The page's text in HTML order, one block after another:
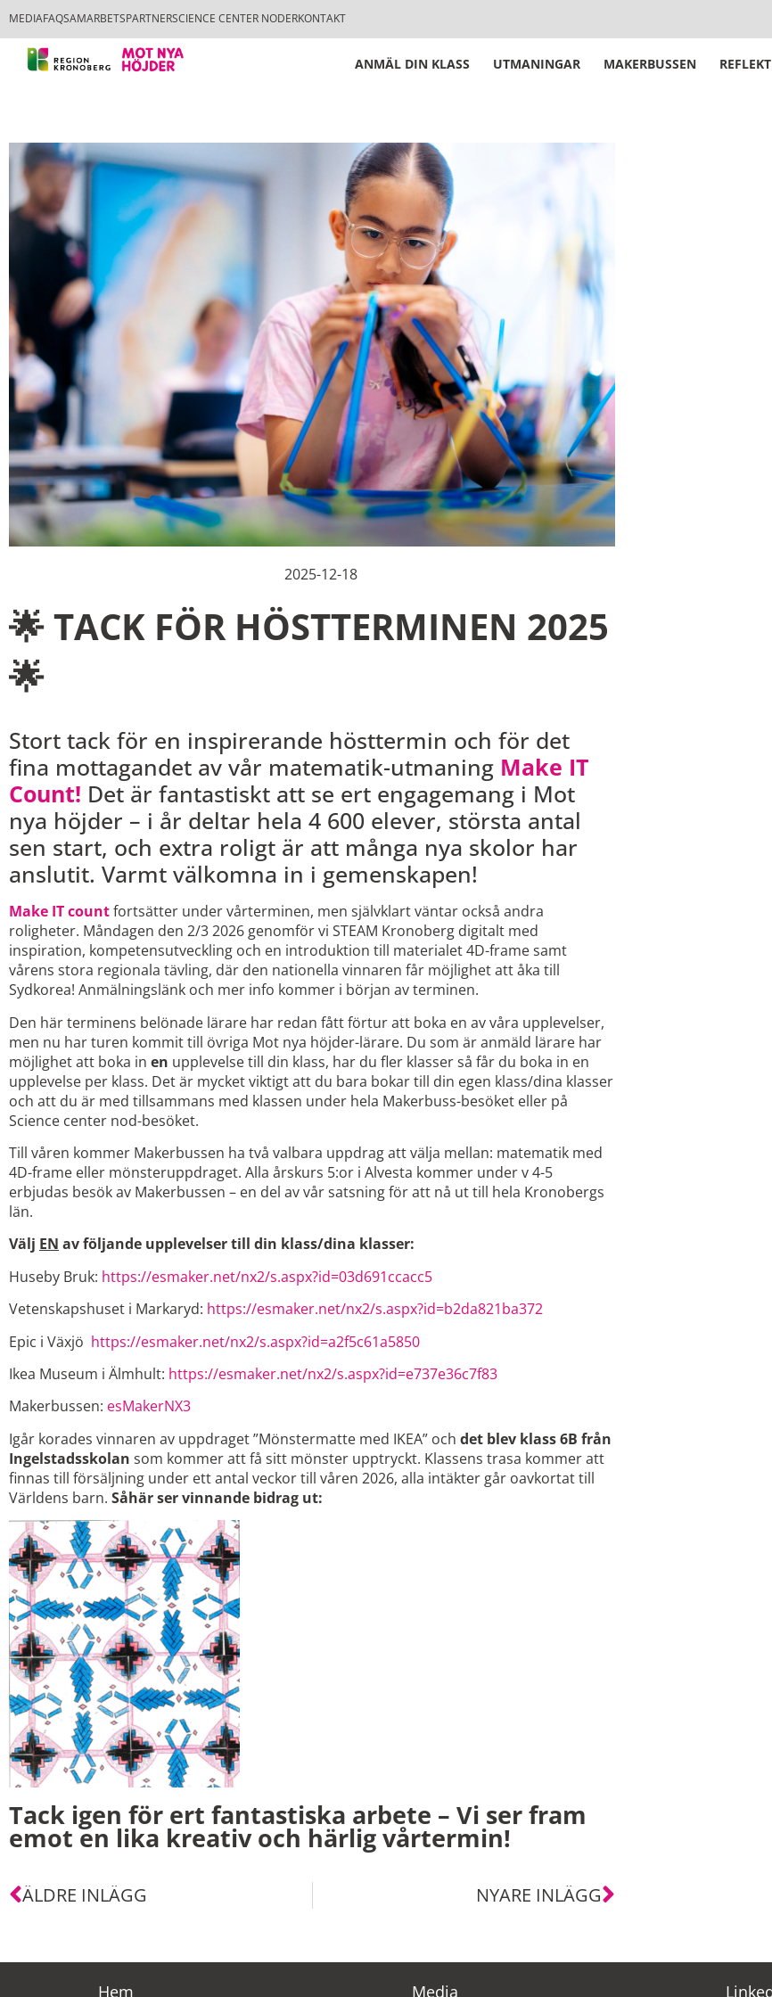
MEDIAFAQSAMARBETSPARTNERSCIENCE CENTER NODERKONTAKT
ANMÄL DIN KLASS UTMANINGAR MAKERBUSSEN
2025-12-18
🌟 TACK FÖR HÖSTTERMINEN 2025
🌟
Stort tack för en inspirerande hösttermin och för det
fina mottagandet av vår matematik-utmaning Make IT
Count! Det är fantastiskt att se ert engagemang i Mot
nya höjder – i år deltar hela 4 600 elever, största antal
sen start, och extra roligt är att många nya skolor har
anslutit. Varmt välkomna in i gemenskapen!
Make IT countfortsätter under vårterminen, men självklart väntar också andra
roligheter. Måndagen den 2/3 2026 genomför vi STEAM Kronoberg digitalt med
inspiration, kompetensutveckling och en introduktion till materialet 4D-frame samt
vårens stora regionala tävling, där den nationella vinnaren får möjlighet att åka till
Sydkorea! Anmälningslänk och mer info kommer i början av terminen.
Den här terminens belönade lärare har redan fått förtur att boka en av våra upplevelser,
men nu har turen kommit till övriga Mot nya höjder-lärare. Du som är anmäld lärare har
möjlighet att boka in en upplevelse till din klass, har du fler klasser så får du boka in en
upplevelse per klass. Det är mycket viktigt att du bara bokar till din egen klass/dina klasser
och att du är med tillsammans med klassen under hela Makerbuss-besöket eller på
Science center nod-besöket.
Till våren kommer Makerbussen ha två valbara uppdrag att välja mellan: matematik med
4D-frame eller mönsteruppdraget. Alla årskurs 5:or i Alvesta kommer under v 4-5
erbjudas besök av Makerbussen – en del av vår satsning för att nå ut till hela Kronobergs
län.
Välj EN av följande upplevelser till din klass/dina klasser:
Huseby Bruk: https://esmaker.net/nx2/s.aspx?id=03d691ccacc5
Vetenskapshuset i Markaryd: https://esmaker.net/nx2/s.aspx?id=b2da821ba372
Epic i Växjö https://esmaker.net/nx2/s.aspx?id=a2f5c61a5850
Ikea Museum i Älmhult: https://esmaker.net/nx2/s.aspx?id=e737e36c7f83
Makerbussen: esMakerNX3
Igår korades vinnaren av uppdraget ”Mönstermatte med IKEA” och det blev klass 6B från
Ingelstadsskolan som kommer att få sitt mönster upptryckt. Klassens trasa kommer att
finnas till försäljning under ett antal veckor till våren 2026, alla intäkter går oavkortat till
Världens barn. Såhär ser vinnande bidrag ut:
Tack igen för ert fantastiska arbete – Vi ser fram
emot en lika kreativ och härlig vårtermin!
ÄLDRE INLÄGG NYARE INLÄGG
Hem Media